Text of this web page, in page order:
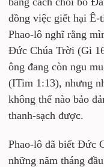
đồng việc giết hại Ê-
Phao-lô nghĩ rằng
Đức Chúa Trời (Gi
ông đang còn ngu
(ITim 1:13), nhưng
không thể nào bảo
thanh-sạch được.
Phao-lô đã biết Đức
những năm tháng